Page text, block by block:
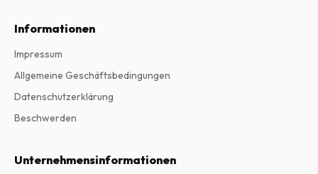
Informationen
Impressum
Allgemeine Geschäftsbedingungen
Datenschutzerklärung
Beschwerden
Unternehmensinformationen